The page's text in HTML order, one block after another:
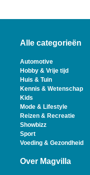
Alle categorieën
Automotive
Hobby & Vrije tijd
Huis & Tuin
Kennis & Wetenschap
Kids
Mode & Lifestyle
Reizen & Recreatie
Showbizz
Sport
Voeding & Gezondheid
Over Magvilla